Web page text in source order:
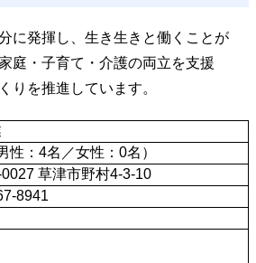
に発揮し、生き生きと働くことが
庭・子育て・介護の両立を支援
りを推進しています。
性：4名／女性：0名）
草津市野村4-3-10
8941